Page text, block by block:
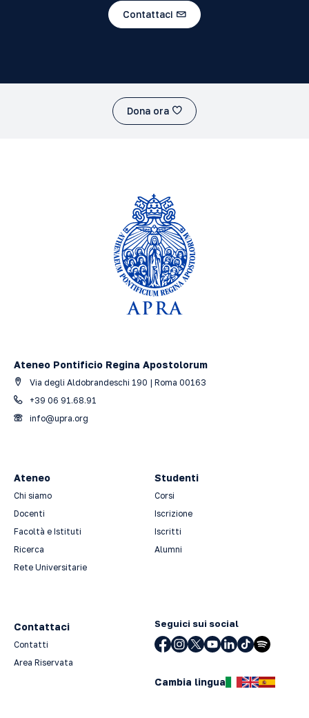
Contattaci
Dona ora
Ateneo Pontificio Regina Apostolorum
Via degli Aldobrandeschi 190 | Roma 00163
+39 06 91.68.91
info@upra.org
Ateneo
Chi siamo
Docenti
Facoltà e Istituti
Ricerca
Rete Universitarie
Studenti
Corsi
Iscrizione
Iscritti
Alumni
Contattaci
Contatti
Area Riservata
Seguici sui social
Cambia lingua